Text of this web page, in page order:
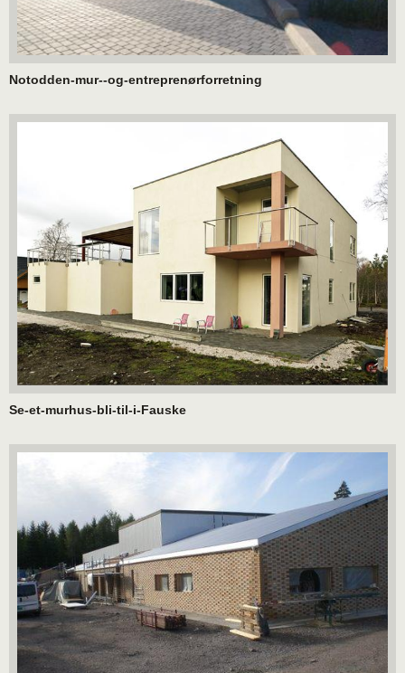
Notodden-mur--og-entreprenørforretning
Se-et-murhus-bli-til-i-Fauske